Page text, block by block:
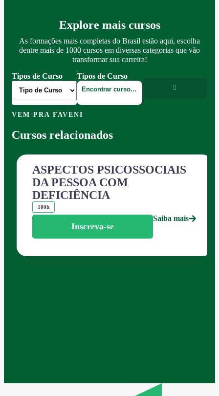
Explore mais cursos
As formações mais completas do Brasil estão aqui, escolha
dentre mais de 1000 cursos em diversas categorias que vão
transformar sua carreira!
Tipos de Curso
Tipos de Curso
VEM PRA FAVENI
Cursos relacionados
ASPECTOS PSICOSSOCIAIS
DA PESSOA COM
DEFICIÊNCIA
180h
Inscreva-se
Saiba mais